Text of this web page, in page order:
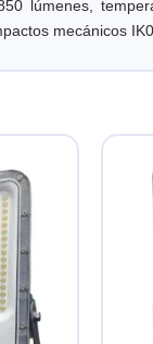
lúmenes,
mecánicos